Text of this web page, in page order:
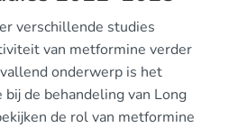
verschillende studies
van metformine verder
onderwerp is het
de behandeling van Long
de rol van metformine